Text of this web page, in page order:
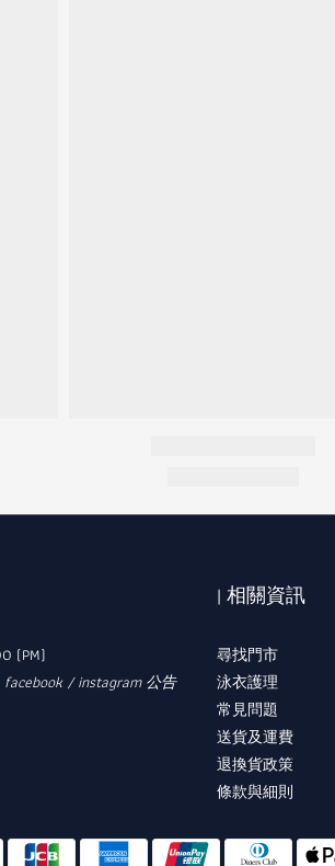
(PM)
/ instagram 公告
| 相關資訊
尋找門市
泳衣護理
常見問題
送貨及運費
退換貨政策
條款與細則